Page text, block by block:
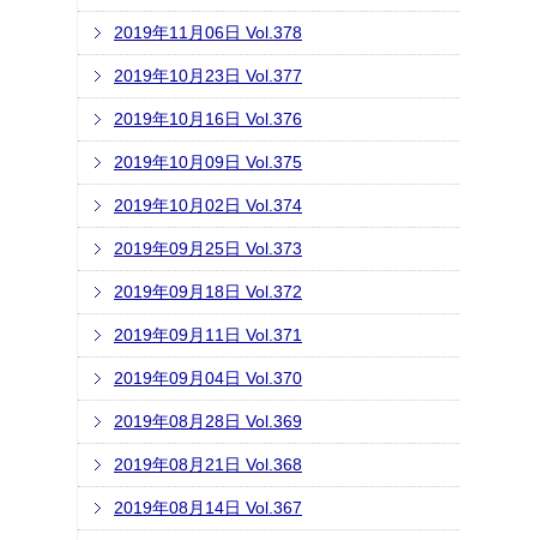
2019年11月06日 Vol.378
2019年10月23日 Vol.377
2019年10月16日 Vol.376
2019年10月09日 Vol.375
2019年10月02日 Vol.374
2019年09月25日 Vol.373
2019年09月18日 Vol.372
2019年09月11日 Vol.371
2019年09月04日 Vol.370
2019年08月28日 Vol.369
2019年08月21日 Vol.368
2019年08月14日 Vol.367